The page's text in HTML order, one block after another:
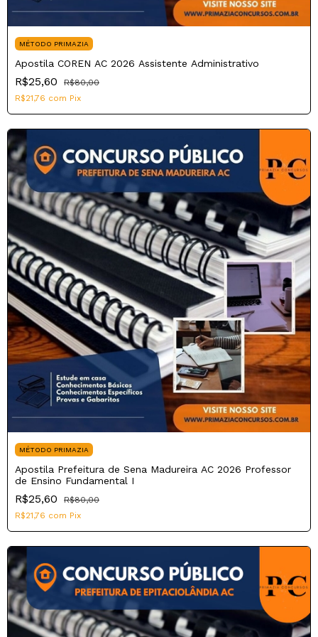
MÉTODO PRIMAZIA
Apostila COREN AC 2026 Assistente Administrativo
R$25,60
R$80,00
R$21,76 com Pix
MÉTODO PRIMAZIA
Apostila Prefeitura de Sena Madureira AC 2026 Professor
de Ensino Fundamental I
R$25,60
R$80,00
R$21,76 com Pix